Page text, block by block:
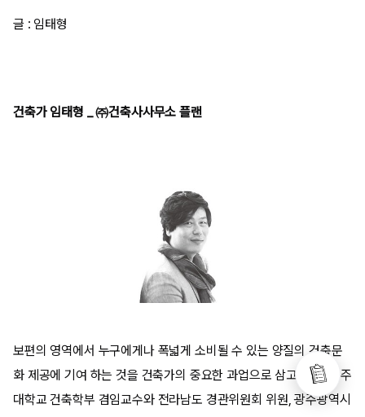
글 : 임태형
건축가 임태형 _ ㈜건축사사무소 플랜
보편의 영역에서 누구에게나 폭넓게 소비될 수 있는 양질의 건축문
화 제공에 기여 하는 것을 건축가의 중요한 과업으로 삼고 있다. 광주
대학교 건축학부 겸임교수와 전라남도 경관위원회 위원, 광주광역시